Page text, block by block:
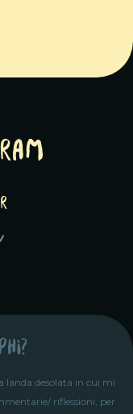
landa desolata in cui mi
riflessioni, per